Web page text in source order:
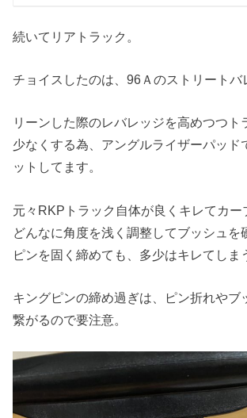
続いてリアトラック。
チョイスしたのは、96Ａのストリートバ
リーンした際のレバレッジを高めつつト
少なくする為、アングルライザーパッド
ットしてます。
元々RKPトラック自体が良くキレてカー
どんなに角度を浅く調整してブッシュを
ピンを固く締めても、多少はキレてしま
キングピンの締め過ぎは、ピン折れやブ
繋がるので要注意。